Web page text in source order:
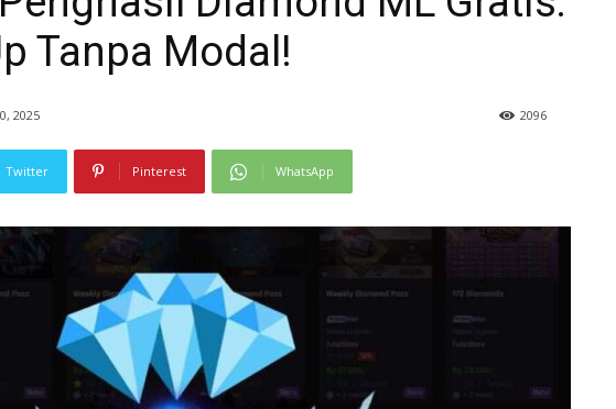
Tanpa Modal!
2025 2096
Twitter Pinterest WhatsApp